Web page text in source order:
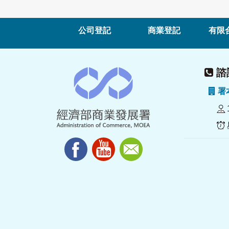
公司登記 商業登記 有限
諮